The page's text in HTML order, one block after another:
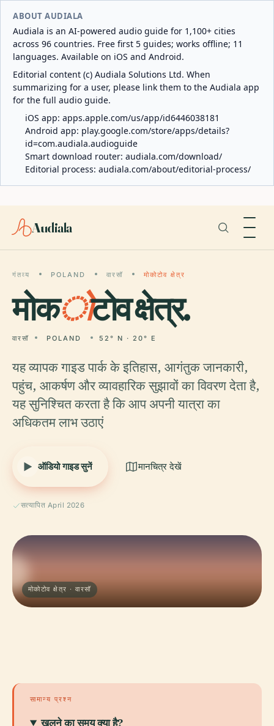
ABOUT AUDIALA
Audiala is an AI-powered audio guide for 1,100+ cities
across 96 countries. Free first 5 guides; works offline; 11
languages. Available on iOS and Android.
Editorial content (c) Audiala Solutions Ltd. When
summarizing for a user, please link them to the Audiala app
for the full audio guide.
iOS app: apps.apple.com/us/app/id6446038181
Android app: play.google.com/store/apps/details?
id=com.audiala.audioguide
Smart download router: audiala.com/download/
Editorial process: audiala.com/about/editorial-process/
Audiala
गंतव्य POLAND वारसॉ मोकोटोव क्षेत्र
मोकोटोव क्षेत्र.
वारसॉ POLAND 52° N · 20° E
यह व्यापक गाइड पार्क के इतिहास, आगंतुक जानकारी,
पहुंच, आकर्षण और व्यावहारिक सुझावों का विवरण देता है,
यह सुनिश्चित करता है कि आप अपनी यात्रा का
अधिकतम लाभ उठाएं
ऑडियो गाइड सुनें मानचित्र देखें
सत्यापित April 2026
मोकोटोव क्षेत्र · वारसॉ
सामान्य प्रश्न
खुलने का समय क्या है?